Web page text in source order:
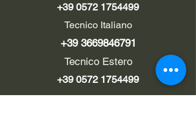
+39 0572 1754499
Tecnico Italiano
+39 3669846791
Tecnico Estero
+39 0572 1754499